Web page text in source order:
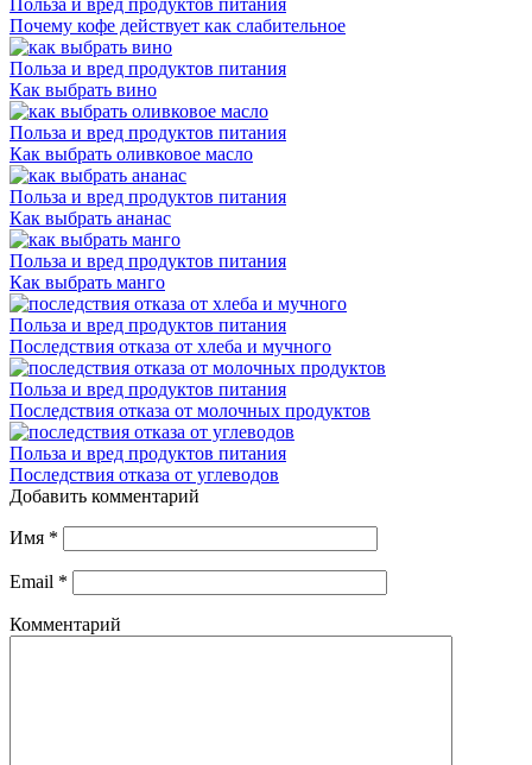
Почему кофе действует как слабительное
Польза и вред продуктов питания
Как выбрать вино
Польза и вред продуктов питания
Как выбрать оливковое масло
Польза и вред продуктов питания
Как выбрать ананас
Польза и вред продуктов питания
Как выбрать манго
Польза и вред продуктов питания
Последствия отказа от хлеба и мучного
Польза и вред продуктов питания
Последствия отказа от молочных продуктов
Польза и вред продуктов питания
Последствия отказа от углеводов
Добавить комментарий
Имя *
Email *
Комментарий